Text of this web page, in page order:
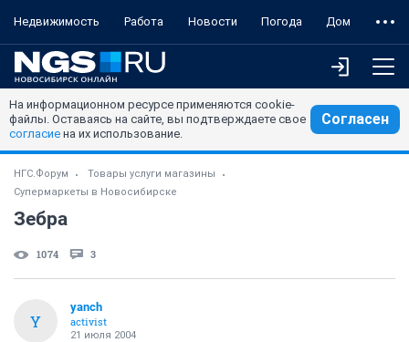
Недвижимость Работа Новости Погода Дом
На информационном ресурсе применяются cookie-
файлы. Оставаясь на сайте, вы подтверждаете свое
согласие на их использование.
Согласен
НГС.Форум
Товары услуги магазины
Супермаркеты в Новосибирске
Зебра
1074 3
Y
yanch
activist
21 июля 2004